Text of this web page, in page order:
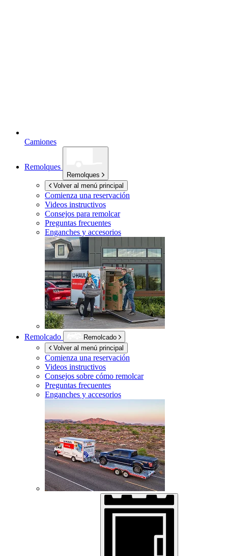
Camiones
Remolques
Remolques
Volver al menú principal
Comienza una reservación
Videos instructivos
Consejos para remolcar
Preguntas frecuentes
Enganches y accesorios
Remolcado
Remolcado
Volver al menú principal
Comienza una reservación
Videos instructivos
Consejos sobre cómo remolcar
Preguntas frecuentes
Enganches y accesorios